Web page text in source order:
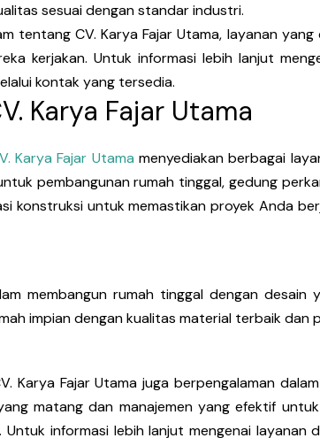
sesuai dengan standar industri.
tentang CV. Karya Fajar Utama, layanan
kerjakan. Untuk informasi lebih lanjut
kontak yang tersedia.
Karya Fajar Utama
Karya Fajar Utama menyediakan berbagai
pembangunan rumah tinggal, gedung
konstruksi untuk memastikan proyek Anda
membangun rumah tinggal dengan desain
impian dengan kualitas material terbaik
Karya Fajar Utama juga berpengalaman
matang dan manajemen yang efektif
informasi lebih lanjut mengenai layanan